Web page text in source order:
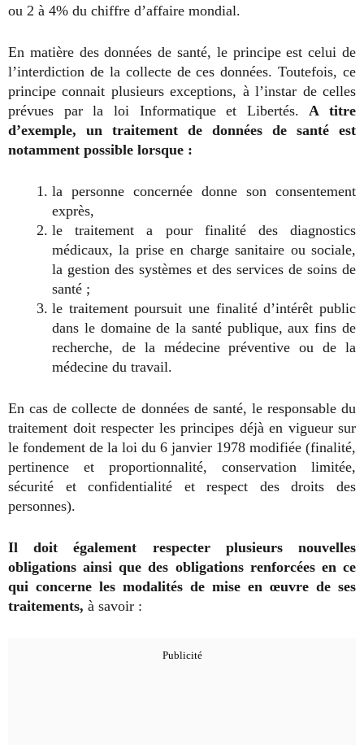
ou 2 à 4% du chiffre d’affaire mondial.
En matière des données de santé, le principe est celui de
l’interdiction de la collecte de ces données. Toutefois, ce
principe connait plusieurs exceptions, à l’instar de celles
prévues par la loi Informatique et Libertés. A titre
d’exemple, un traitement de données de santé est
notamment possible lorsque :
la personne concernée donne son consentement
exprès,
le traitement a pour finalité des diagnostics
médicaux, la prise en charge sanitaire ou sociale,
la gestion des systèmes et des services de soins de
santé ;
le traitement poursuit une finalité d’intérêt public
dans le domaine de la santé publique, aux fins de
recherche, de la médecine préventive ou de la
médecine du travail.
En cas de collecte de données de santé, le responsable du
traitement doit respecter les principes déjà en vigueur sur
le fondement de la loi du 6 janvier 1978 modifiée (finalité,
pertinence et proportionnalité, conservation limitée,
sécurité et confidentialité et respect des droits des
personnes).
Il doit également respecter plusieurs nouvelles
obligations ainsi que des obligations renforcées en ce
qui concerne les modalités de mise en œuvre de ses
traitements, à savoir :